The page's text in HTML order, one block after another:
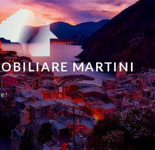
MARTINI